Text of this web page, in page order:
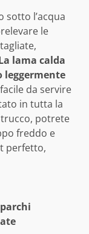
sotto l’acqua
le
lama calda
leggermente
da servire
in tutta la
potrete
freddo e
perfetto,